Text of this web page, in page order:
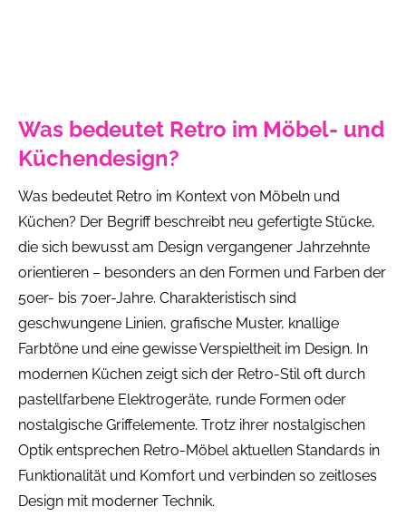
Was bedeutet Retro im Möbel- und
Küchendesign?
Was bedeutet Retro im Kontext von Möbeln und
Küchen? Der Begriff beschreibt neu gefertigte Stücke,
die sich bewusst am Design vergangener Jahrzehnte
orientieren – besonders an den Formen und Farben der
50er- bis 70er-Jahre. Charakteristisch sind
geschwungene Linien, grafische Muster, knallige
Farbtöne und eine gewisse Verspieltheit im Design. In
modernen Küchen zeigt sich der Retro-Stil oft durch
pastellfarbene Elektrogeräte, runde Formen oder
nostalgische Griffelemente. Trotz ihrer nostalgischen
Optik entsprechen Retro-Möbel aktuellen Standards in
Funktionalität und Komfort und verbinden so zeitloses
Design mit moderner Technik.